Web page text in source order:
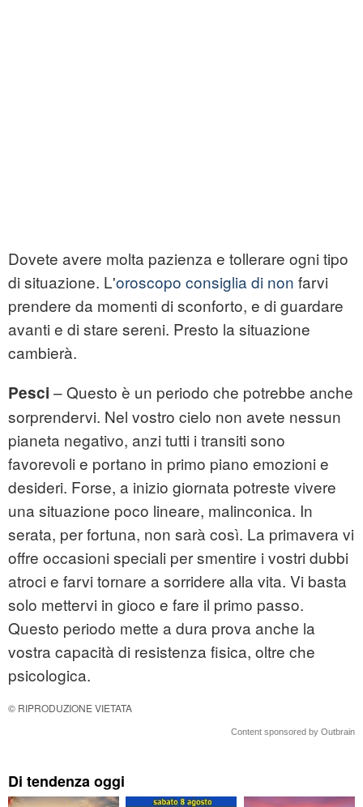
Dovete avere molta pazienza e tollerare ogni tipo
di situazione. L'oroscopo consiglia di non farvi
prendere da momenti di sconforto, e di guardare
avanti e di stare sereni. Presto la situazione
cambierà.
Pesci – Questo è un periodo che potrebbe anche
sorprendervi. Nel vostro cielo non avete nessun
pianeta negativo, anzi tutti i transiti sono
favorevoli e portano in primo piano emozioni e
desideri. Forse, a inizio giornata potreste vivere
una situazione poco lineare, malinconica. In
serata, per fortuna, non sarà così. La primavera vi
offre occasioni speciali per smentire i vostri dubbi
atroci e farvi tornare a sorridere alla vita. Vi basta
solo mettervi in gioco e fare il primo passo.
Questo periodo mette a dura prova anche la
vostra capacità di resistenza fisica, oltre che
psicologica.
© RIPRODUZIONE VIETATA
Content sponsored by Outbrain
Di tendenza oggi